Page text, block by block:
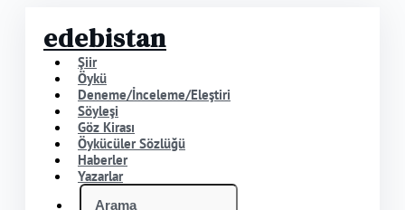
edebistan
Şiir
Öykü
Deneme/İnceleme/Eleştiri
Söyleşi
Göz Kirası
Öykücüler Sözlüğü
Haberler
Yazarlar